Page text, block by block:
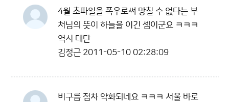
4월 초파일을 폭우로써 망칠 수 없다는 부
처님의 뜻이 하늘을 이긴 셈이군요 ㅋㅋㅋ
역시 대단
김정근 2011-05-10 02:28:09
비구름 점차 약화되네요 ㅋㅋㅋ 서울 바로